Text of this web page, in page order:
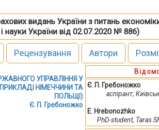
видань України з питань
науки України від 02.07.2020 № 886)
Рецензування Автори
УПРАВЛІННЯ У
НІМЕЧЧИНИ ТА
ПОЛЬЩІ)
Є. П. Гребоножко
Є. П. Гребоножко
аспірант,
E. Hrebonozhko
PhD-student, Taras